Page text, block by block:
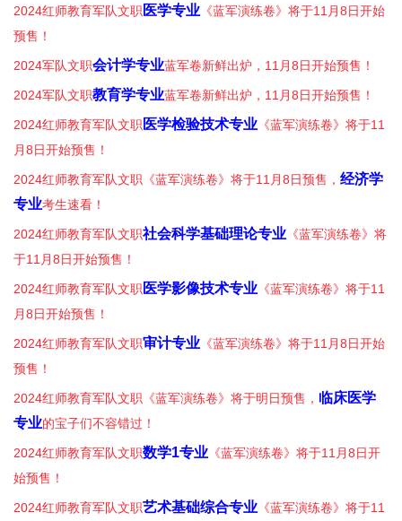
2024红师教育军队文职 医学专业 《蓝军演练卷》将于11月8日开始
预售！
2024军队文职会计学专业蓝军卷新鲜出炉，11月8日开始预售！
2024军队文职教育学专业蓝军卷新鲜出炉，11月8日开始预售！
2024红师教育军队文职 医学检验技术专业 《蓝军演练卷》将于11
月8日开始预售！
2024红师教育军队文职《蓝军演练卷》将于11月8日预售， 经济学
专业考生速看！
2024红师教育军队文职社会科学基础理论专业 《蓝军演练卷》将
于11月8日开始预售！
2024红师教育军队文职 医学影像技术专业 《蓝军演练卷》将于11
月8日开始预售！
2024红师教育军队文职审计专业 《蓝军演练卷》将于11月8日开始
预售！
2024红师教育军队文职《蓝军演练卷》将于明日预售， 临床医学
专业的宝子们不容错过！
2024红师教育军队文职数学1专业 《蓝军演练卷》将于11月8日开
始预售！
2024红师教育军队文职艺术基础综合专业 《蓝军演练卷》将于11